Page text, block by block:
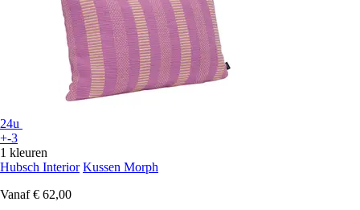
24u
+-3
1 kleuren
Hubsch Interior Kussen Morph
Vanaf € 62,00